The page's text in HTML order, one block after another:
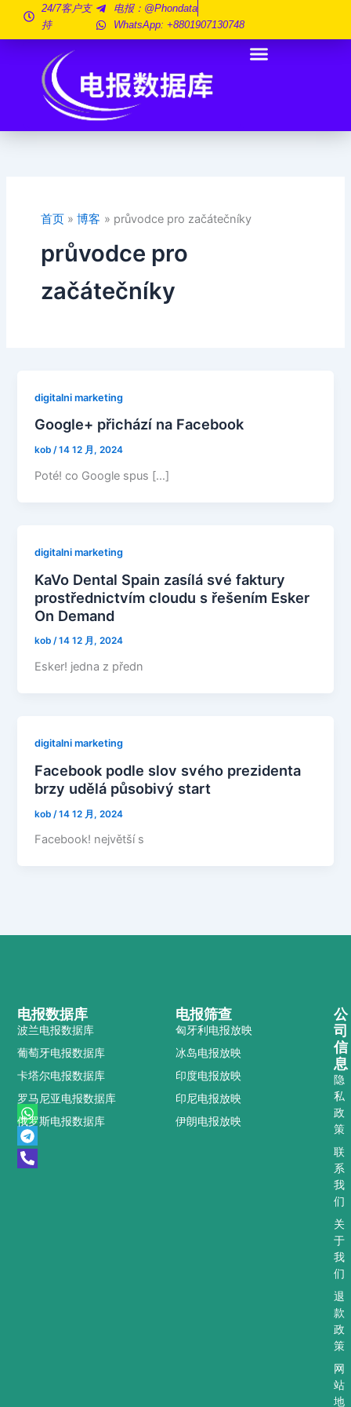
24/7客户支
持
电报：@phondata
WhatsApp: +8801907130748
首页 博客 průvodce pro začátečníky
průvodce pro
začátečníky
digitalni marketing
Google+ přichází na Facebook
kob/14 12 月, 2024
Poté! co Google spus […]
digitalni marketing
KaVo Dental Spain zasílá své faktury
prostřednictvím cloudu s řešením Esker
On Demand
kob/14 12 月, 2024
Esker! jedna z předn
digitalni marketing
Facebook podle slov svého prezidenta
brzy udělá působivý start
kob /14 12 月, 2024
Facebook! největší s
W
h
a
t
s
T
e
l
e
g
P
h
o
n
e
电报筛查
匈牙利电报放映
冰岛电报放映
印度电报放映
印尼电报放映
伊朗电报放映
电报数据库
波兰电报数据库
葡萄牙电报数据库
卡塔尔电报数据库
罗马尼亚电报数据库
俄罗斯电报数据库
公
司
信
息
隐
私
政
策
联
系
我
们
关
于
我
们
退
款
政
策
网
站
地